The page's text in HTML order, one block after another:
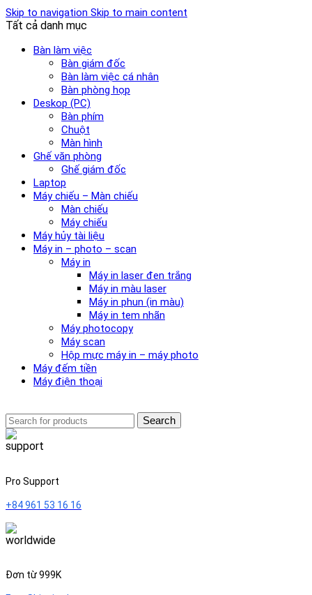
Skip to navigation Skip to main content
Tất cả danh mục
Bàn làm việc
Bàn giám đốc
Bàn làm việc cá nhân
Bàn phòng họp
Deskop (PC)
Bàn phím
Chuột
Màn hình
Ghế văn phòng
Ghế giám đốc
Laptop
Máy chiếu – Màn chiếu
Màn chiếu
Máy chiếu
Máy hủy tài liệu
Máy in – photo – scan
Máy in
Máy in laser đen trắng
Máy in màu laser
Máy in phun (in màu)
Máy in tem nhãn
Máy photocopy
Máy scan
Hộp mực máy in – máy photo
Máy đếm tiền
Máy điện thoại
Search
Pro Support
+84 961 53 16 16
Đơn từ 999K